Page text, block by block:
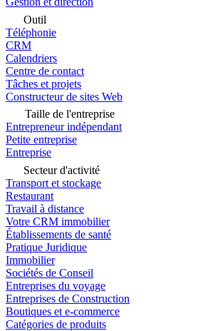
Outil
Téléphonie
CRM
Calendriers
Centre de contact
Tâches et projets
Constructeur de sites Web
Taille de l'entreprise
Entrepreneur indépendant
Petite entreprise
Entreprise
Secteur d'activité
Transport et stockage
Restaurant
Travail à distance
Votre CRM immobilier
Établissements de santé
Pratique Juridique
Immobilier
Sociétés de Conseil
Entreprises du voyage
Entreprises de Construction
Boutiques et e-commerce
Catégories de produits